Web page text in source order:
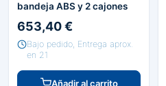
bandeja ABS y 2 cajones
653,40 €
Bajo pedido, Entrega aprox.
en 21
Añadir al carrito